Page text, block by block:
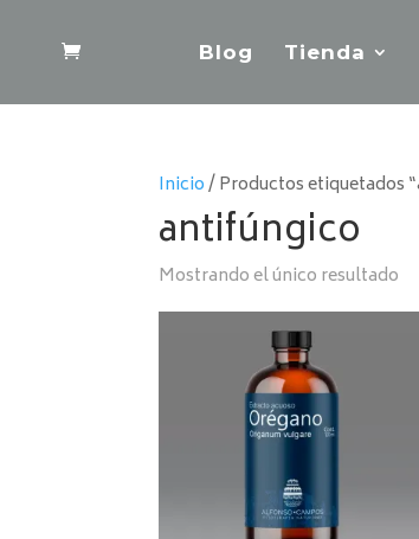
Blog Tienda
Inicio/ Productos etiquetados
antifúngico
Mostrando el único resultado